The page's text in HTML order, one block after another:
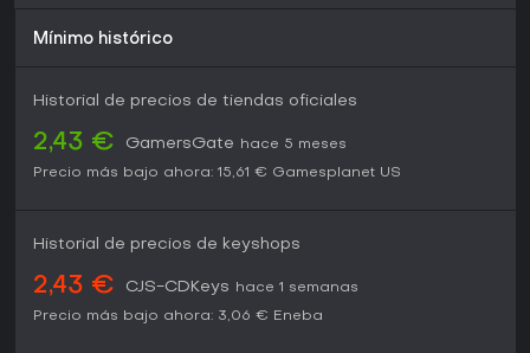
opción sólida, ideal para jugadores de PC que priorizan la
adecuado para quienes buscan actualizaciones frecuentes
del desarrollador o clima dinámico integrado, pero su
Mínimo histórico
Historial de precios de tiendas oficiales
2,43 € GamersGate
hace 5 meses
Precio más bajo ahora: 15,61 € Gamesplanet US
Historial de precios de keyshops
2,43 € CJS-CDKeys
hace 1 semanas
Precio más bajo ahora: 3,06 € Eneba